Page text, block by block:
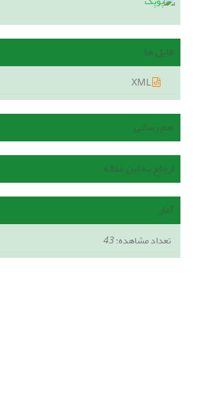
فایل ها
هم رسانی
ارجاع به این مقاله
آمار
تعداد مشاهده:43